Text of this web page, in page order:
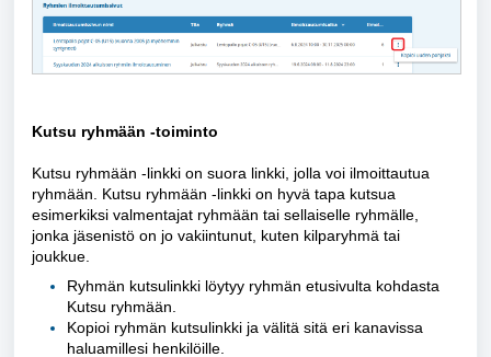
Kutsu ryhmään -toiminto
Kutsu ryhmään -linkki on suora linkki, jolla voi ilmoittautua
ryhmään. Kutsu ryhmään -linkki on hyvä tapa kutsua
esimerkiksi valmentajat ryhmään tai sellaiselle ryhmälle,
jonka jäsenistö on jo vakiintunut, kuten kilparyhmä tai
joukkue.
Ryhmän kutsulinkki löytyy ryhmän etusivulta kohdasta
Kutsu ryhmään.
Kopioi ryhmän kutsulinkki ja välitä sitä eri kanavissa
haluamillesi henkilöille.